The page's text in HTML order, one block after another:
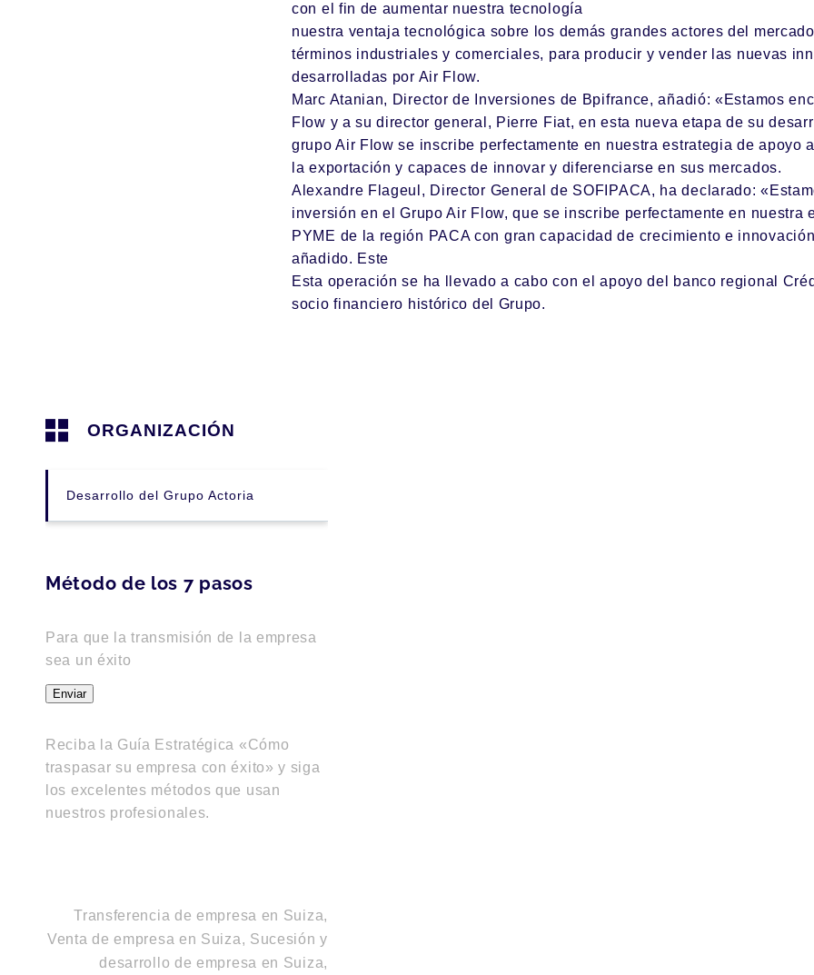
con el fin de aumentar nuestra tecnología
nuestra ventaja tecnológica sobre los demás grandes actores del
términos industriales y comerciales, para producir y vender las nuevas
desarrolladas por Air Flow.
Marc Atanian, Director de Inversiones de Bpifrance, añadió: «Estamos
Flow y a su director general, Pierre Fiat, en esta nueva etapa de su
grupo Air Flow se inscribe perfectamente en nuestra estrategia de apoyo
la exportación y capaces de innovar y diferenciarse en sus mercados.
Alexandre Flageul, Director General de SOFIPACA, ha declarado:
inversión en el Grupo Air Flow, que se inscribe perfectamente en nuestra
PYME de la región PACA con gran capacidad de crecimiento e
añadido. Este
Esta operación se ha llevado a cabo con el apoyo del banco regional
socio financiero histórico del Grupo.
ORGANIZACIÓN
Desarrollo del Grupo Actoria
Método de los 7 pasos
Para que la transmisión de la empresa
sea un éxito
Enviar
Reciba la Guía Estratégica «Cómo
traspasar su empresa con éxito» y siga
los excelentes métodos que usan
nuestros profesionales.
Transferencia de empresa en Suiza,
Venta de empresa en Suiza, Sucesión y
desarrollo de empresa en Suiza,